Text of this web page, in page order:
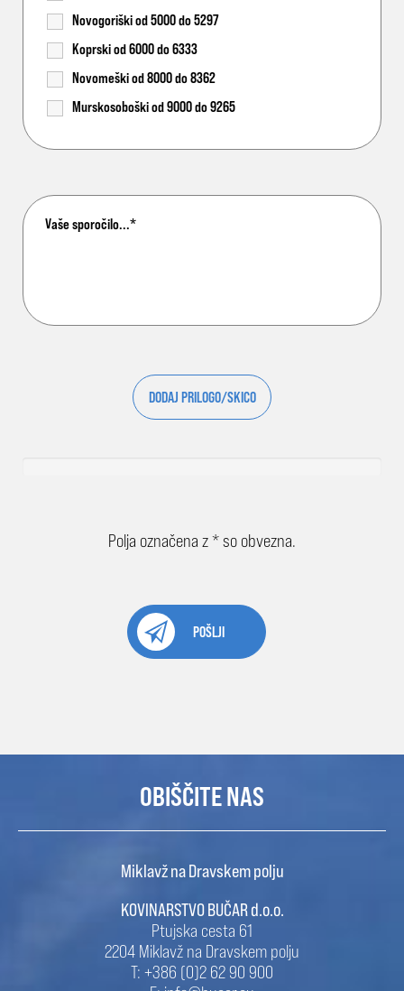
Novogoriški od 5000 do 5297
Koprski od 6000 do 6333
Novomeški od 8000 do 8362
Murskosoboški od 9000 do 9265
DODAJ PRILOGO/SKICO
Polja označena z * so obvezna.
POŠLJI
OBIŠČITE NAS
Miklavž na Dravskem polju
KOVINARSTVO BUČAR d.o.o.
Ptujska cesta 61
2204 Miklavž na Dravskem polju
T: +386 (0)2 62 90 900